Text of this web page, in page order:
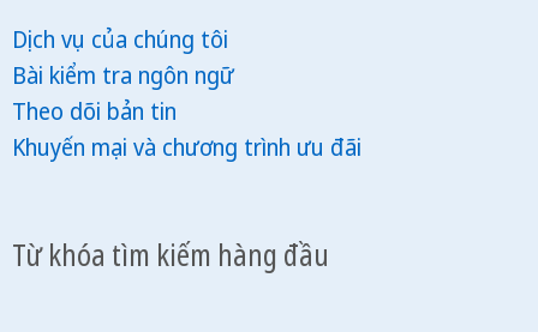
Dịch vụ của chúng tôi
Bài kiểm tra ngôn ngữ
Theo dõi bản tin
Khuyến mại và chương trình ưu đãi
Từ khóa tìm kiếm hàng đầu